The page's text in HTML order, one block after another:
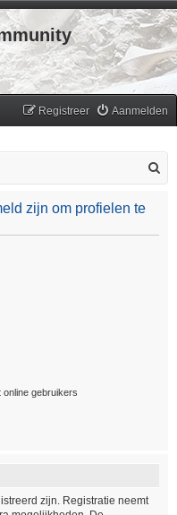
Aanmelden
Registreer
zijn om profielen te
online gebruikers
zijn. Registratie neemt